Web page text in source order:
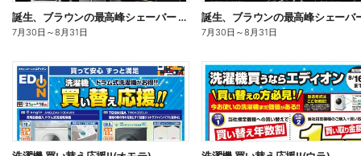
誕生、ブラウンの最高峰シェーバー 発売記念ご購入特典 実施中!(オモテ)
7月30日 ～8月31日 7月30日 ～8月31日